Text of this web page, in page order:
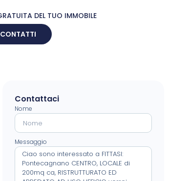
DEL TUO IMMOBILE
CONTATTI
Contattaci
Nome
Messaggio